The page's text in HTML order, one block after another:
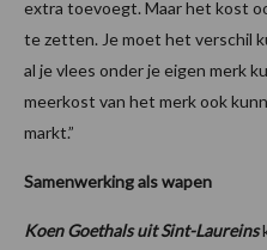
extra toevoegt. Maar het kost
te zetten. Je moet het verschil
al je vlees onder je eigen merk
meerkost van het merk ook
markt.”
Samenwerking als wapen
Koen Goethals uit Sint-Laureins